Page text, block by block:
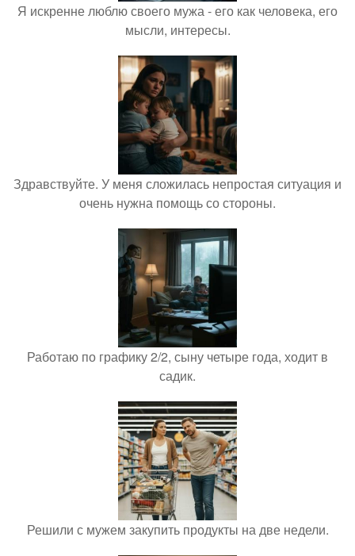
Я искренне люблю своего мужа - его как человека, его
мысли, интересы.
Здравствуйте. У меня сложилась непростая ситуация и
очень нужна помощь со стороны.
Работаю по графику 2/2, сыну четыре года, ходит в
садик.
Решили с мужем закупить продукты на две недели.